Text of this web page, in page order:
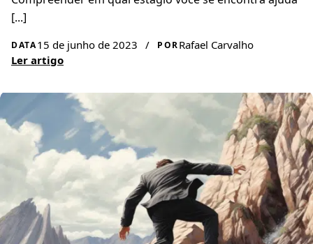
[...]
DATA15 de junho de 2023 / PORRafael Carvalho
Ler artigo